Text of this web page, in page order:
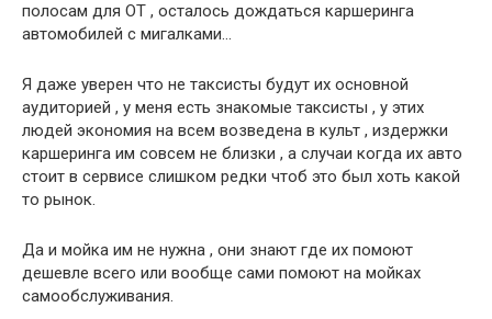
полосам для ОТ , осталось дождаться каршеринга
автомобилей с мигалками…
Я даже уверен что не таксисты будут их основной
аудиторией , у меня есть знакомые таксисты , у этих
людей экономия на всем возведена в культ , издержки
каршеринга им совсем не близки , а случаи когда их авто
стоит в сервисе слишком редки чтоб это был хоть какой
то рынок.
Да и мойка им не нужна , они знают где их помоют
дешевле всего или вообще сами помоют на мойках
самообслуживания.